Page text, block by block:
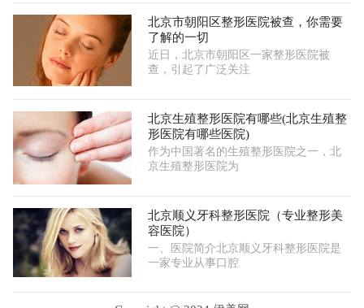
北京市朝阳区整形医院被查，你需要
了解的一切
近日，北京市朝阳区一家整形医院被
查，引起了广泛关注
北京生殖整形医院有哪些(北京生殖整
形医院有哪些医院)
作为中国著名的生殖整形医院之一，北
京生殖整形医院为
北京顺义牙科整形医院（专业整形美
容医院）
一、医院简介北京顺义牙科整形医院是
一家专业从事口腔